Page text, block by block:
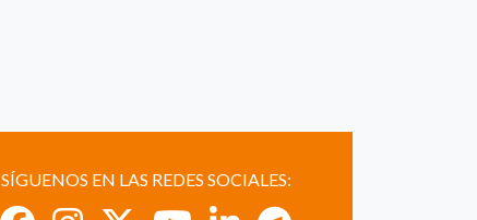
SÍGUENOS EN LAS REDES SOCIALES: